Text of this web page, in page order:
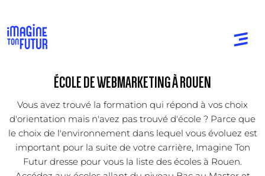
ÉCOLE DE WEBMARKETING À ROUEN
Vous avez trouvé la formation qui répond à vos choix
d'orientation mais n'avez pas trouvé d'école ? Parce que
le choix de l'environnement dans lequel vous évoluez est
important pour la suite de votre carrière, Imagine Ton
Futur dresse pour vous la liste des écoles à Rouen.